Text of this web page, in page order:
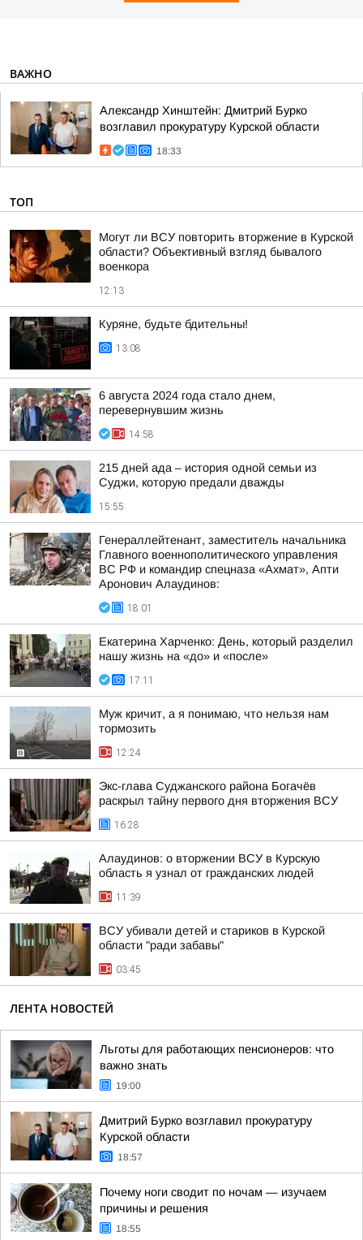
ВАЖНО
Александр Хинштейн: Дмитрий Бурко
возглавил прокуратуру Курской области
18:33
ТОП
Могут ли ВСУ повторить вторжение в Курской
области? Объективный взгляд бывалого
военкора
12:13
Куряне, будьте бдительны!
13:08
6 августа 2024 года стало днем,
перевернувшим жизнь
14:58
215 дней ада – история одной семьи из
Суджи, которую предали дважды
15:55
Генераллейтенант, заместитель начальника
Главного военнополитического управления
ВС РФ и командир спецназа «Ахмат», Апти
Аронович Алаудинов:
18:01
Екатерина Харченко: День, который разделил
нашу жизнь на «до» и «после»
17:11
Муж кричит, а я понимаю, что нельзя нам
тормозить
12:24
Экс-глава Суджанского района Богачёв
раскрыл тайну первого дня вторжения ВСУ
16:28
Алаудинов: о вторжении ВСУ в Курскую
область я узнал от гражданских людей
11:39
ВСУ убивали детей и стариков в Курской
области "ради забавы"
03:45
ЛЕНТА НОВОСТЕЙ
Льготы для работающих пенсионеров: что
важно знать
19:00
Дмитрий Бурко возглавил прокуратуру
Курской области
18:57
Почему ноги сводит по ночам — изучаем
причины и решения
18:55